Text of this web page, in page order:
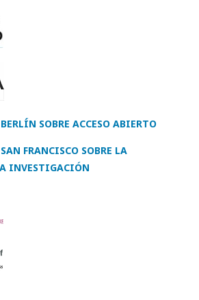
SOBRE ACCESO ABIERTO
FRANCISCO SOBRE LA
INVESTIGACIÓN